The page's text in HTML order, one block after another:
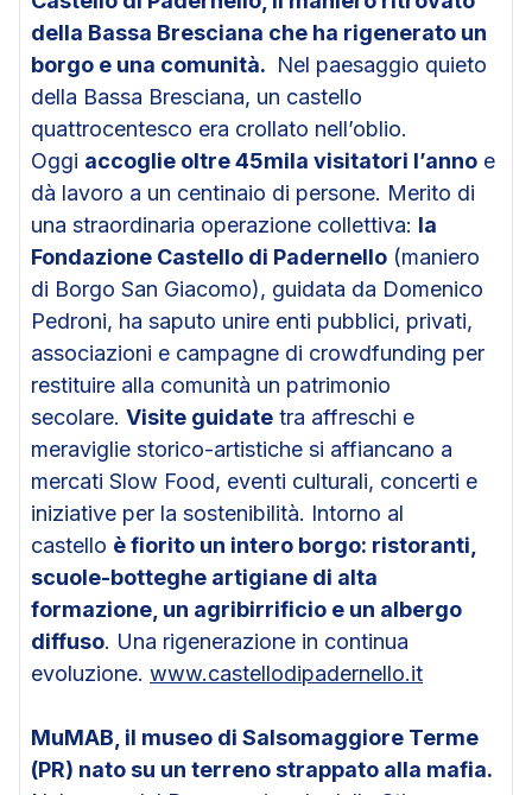
della Bassa Bresciana che ha rigenerato un
borgo e una comunità. Nel paesaggio quieto
della Bassa Bresciana, un castello
quattrocentesco era crollato nell’oblio.
Oggi accoglie oltre 45mila visitatori l’anno e
dà lavoro a un centinaio di persone. Merito di
una straordinaria operazione collettiva: la
Fondazione Castello di Padernello (maniero
di Borgo San Giacomo), guidata da Domenico
Pedroni, ha saputo unire enti pubblici, privati,
associazioni e campagne di crowdfunding per
restituire alla comunità un patrimonio
secolare. Visite guidate tra affreschi e
meraviglie storico-artistiche si affiancano a
mercati Slow Food, eventi culturali, concerti e
iniziative per la sostenibilità. Intorno al
castello è fiorito un intero borgo: ristoranti,
scuole-botteghe artigiane di alta
formazione, un agribirrificio e un albergo
diffuso. Una rigenerazione in continua
evoluzione. www.castellodipadernello.it
MuMAB, il museo di Salsomaggiore Terme
(PR) nato su un terreno strappato alla mafia.